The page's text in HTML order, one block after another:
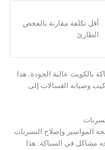
أقل تكلفة مقارنة بالفحص
الطارئ
بالكويت عالية الجودة. هذا
وصيانة الغسالات إلى
المواسير وإصلاح التسربات
تواجه مشاكل في السباكة. هذا